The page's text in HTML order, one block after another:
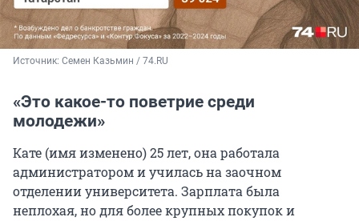
Источник: Семен Казьмин / 74.RU
«Это какое-то поветрие среди
молодежи»
Кате (имя изменено) 25 лет, она работала
администратором и училась на заочном
отделении университета. Зарплата была
неплохая, но для более крупных покупок и